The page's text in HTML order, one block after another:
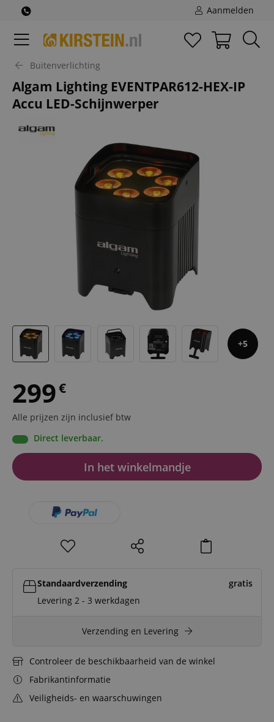
Aanmelden
Buitenverlichting
Algam Lighting EVENTPAR612-HEX-IP
Accu LED-Schijnwerper
5
299€
Alle prijzen zijn inclusief btw
Direct leverbaar.
In het winkelmandje
Standaardverzending
gratis
Levering 2 - 3 werkdagen
Verzending en Levering
Controleer de beschikbaarheid van de winkel
Fabrikantinformatie
Veiligheids- en waarschuwingen